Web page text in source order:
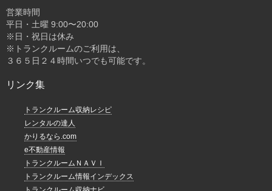
営業時間
平日・土曜 9:00〜20:00
※日・祝日は休み
※トランクルームのご利用は、
３６５日２４時間いつでも可能です。
リンク集
トランクルーム収納レシピ
レンタルの達人
かりるなら.com
e不動産情報
トランクルームＮＡＶＩ
トランクルーム情報インデックス